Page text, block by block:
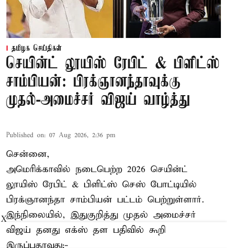
தமிழக செய்திகள்
செயின்ட் லூயிஸ் ரேபிட் & பிளிட்ஸ்
சாம்பியன்: பிரக்ஞானந்தாவுக்கு
முதல்-அமைச்சர் விஜய் வாழ்த்து
Published on: 07 Aug 2026, 2:36 pm
சென்னை,
அமெரிக்காவில் நடைபெற்ற 2026 செயின்ட்
லூயிஸ் ரேபிட் & பிளிட்ஸ் செஸ் போட்டியில்
பிரக்ஞானந்தா சாம்பியன் பட்டம் பெற்றுள்ளார்.
இந்நிலையில், இதுகுறித்து முதல் அமைச்சர்
விஜய் தனது எக்ஸ் தள பதிவில் கூறி
இருப்பதாவது:-
X